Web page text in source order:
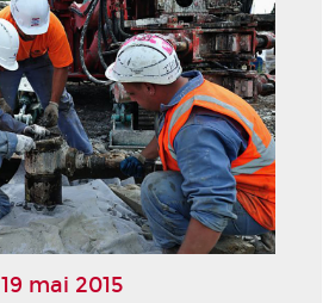
19 mai 2015